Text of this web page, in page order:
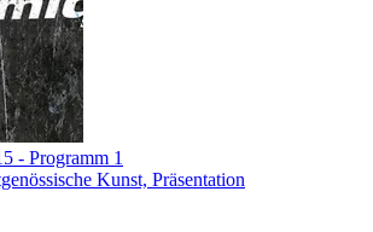
- Programm 1
Kunst, Präsentation